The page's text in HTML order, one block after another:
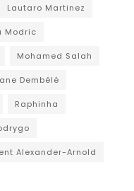
Lautaro Martinez
Modric
Mohamed Salah
Dembélé
Raphinha
Alexander-Arnold